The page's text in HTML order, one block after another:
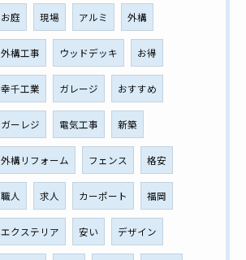
お庭 現場 アルミ 外構
外構工事 ウッドデッキ お得
幸千工業 ガレージ おすすめ
ガーレジ 電気工事 新築
外構リフォーム フェンス 格安
職人 求人 カーポート 福岡
エクステリア 安い デザイン